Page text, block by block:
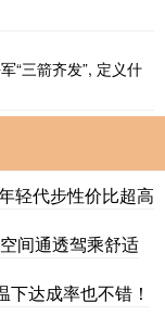
“三箭齐发”, 定义什
轻代步性价比超高
间通透驾乘舒适
达成率也不错！